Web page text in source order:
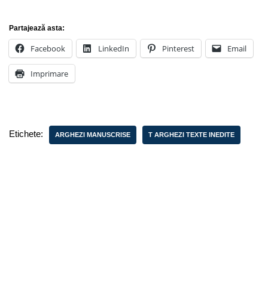
Partajează asta:
Facebook LinkedIn Pinterest Email
Imprimare
Etichete: ARGHEZI MANUSCRISE T ARGHEZI TEXTE INEDITE